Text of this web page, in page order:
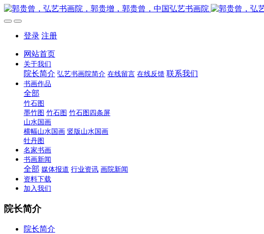
登录 注册
网站首页
关于我们
院长简介 弘艺书画院简介 在线留言 在线反馈 联系我们
书画作品
全部
竹石图
墨竹图 竹石图 竹石图四条屏
山水国画
横幅山水国画 竖版山水国画
牡丹图
名家书画
书画新闻
全部 媒体报道 行业资讯 画院新闻
资料下载
加入我们
院长简介
院长简介